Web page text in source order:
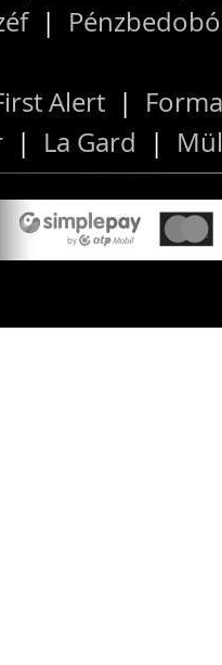
|
Alert |
| La Gard |